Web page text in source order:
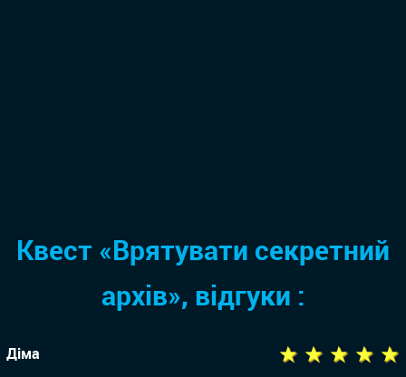
Квест «Врятувати секретний
архів», відгуки :
Діма ★ ★ ★ ★ ★